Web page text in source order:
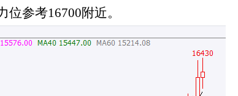
位参考16700附近。